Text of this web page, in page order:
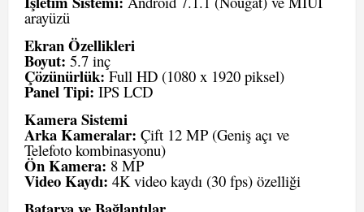
arayüzü
Ekran Özellikleri
Boyut: 5.7 inç
Çözünürlük:Full HD (1080 x 1920 piksel)
Panel Tipi: IPS LCD
Kamera Sistemi
Arka Kameralar: Çift 12 MP (Geniş açı ve
Telefoto kombinasyonu)
Ön Kamera: 8 MP
Video Kaydı: 4K video kaydı (30 fps) özelliği